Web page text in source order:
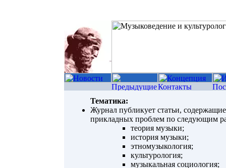
Тематика:
Журнал публикует статьи,
прикладных проблем по следующим
теория музыки;
история музыки;
этномузыкология;
культурология;
музыкальная социология;